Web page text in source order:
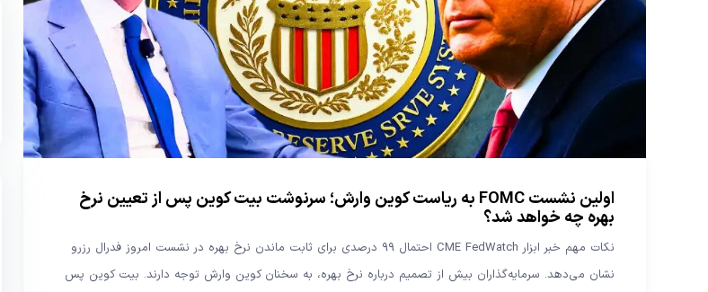
اولین نشست FOMC به ریاست کوین وارش؛ سرنوشت بیت کوین پس از تعیین نرخ
بهره چه خواهد شد؟
نکات مهم خبر ابزار CME FedWatch احتمال ۹۹ درصدی برای ثابت ماندن نرخ بهره در نشست امروز فدرال رزرو
نشان می‌دهد. سرمایه‌گذاران بیش از تصمیم درباره نرخ بهره، به سخنان کوین وارش توجه دارند. بیت کوین پس